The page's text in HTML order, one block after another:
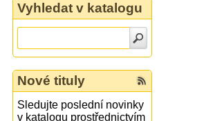
Vyhledat v katalogu
Nové tituly
Sledujte poslední novinky
v katalogu prostřednictvím